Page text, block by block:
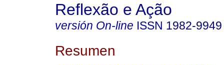
Reflexão e Ação
versión On-line ISSN 1982-9949
Resumen